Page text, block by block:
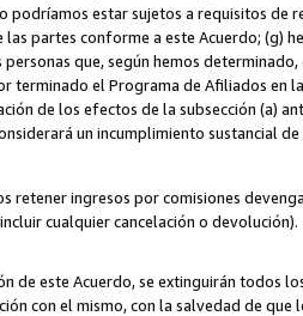
podríamos estar sujetos a requisitos de
partes conforme a este Acuerdo; (g)
que, según hemos
terminado el Programa de Afiliados en
de los efectos de la subsección (a)
un incumplimiento sustancial
retener ingresos por comisiones
cualquier cancelación o devolución).
de este Acuerdo, se extinguirán todos
con el mismo, con la salvedad de